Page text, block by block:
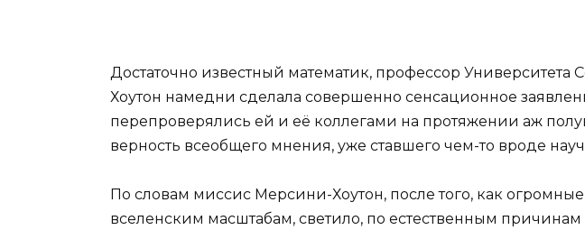
Достаточно известный математик, профессор
Хоутон намедни сделала совершенно сенсационное
перепроверялись ей и её коллегами на протяжении аж
верность всеобщего мнения, уже ставшего чем-то вроде
По словам миссис Мерсини-Хоутон, после того, как
вселенским масштабам, светило, по естественным